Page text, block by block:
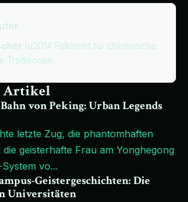
\u2014 Folklorist für chinesische
Traditionen.
Artikel
von Peking: Urban Legends
letzte Zug, die phantomhaften
die geisterhafte Frau am Yonghegong
vo...
Geistergeschichten: Die
Universitäten